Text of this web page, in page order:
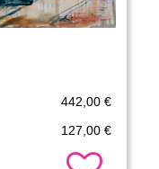
442,00 €
127,00 €